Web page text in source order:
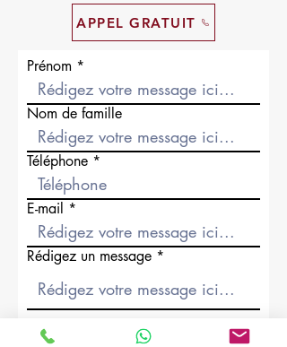
APPEL GRATUIT
Prénom
Nom de famille
Téléphone
E-mail
Rédigez un message
Société